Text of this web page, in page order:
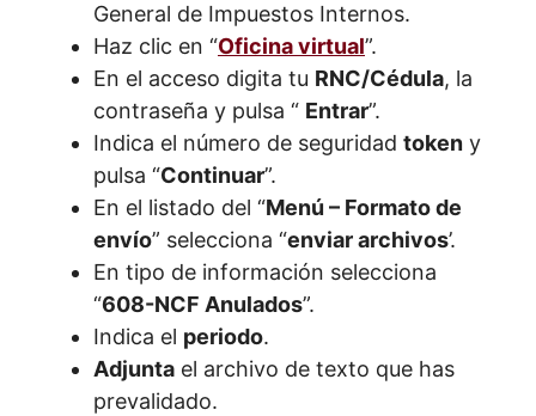
General de Impuestos Internos.
Haz clic en “Oficina virtual”.
En el acceso digita tu RNC/Cédula, la
contraseña y pulsa “ Entrar”.
Indica el número de seguridad token y
pulsa “Continuar”.
En el listado del “Menú – Formato de
envío” selecciona “enviar archivos’.
En tipo de información selecciona
“608-NCF Anulados”.
Indica el periodo.
Adjunta el archivo de texto que has
prevalidado.